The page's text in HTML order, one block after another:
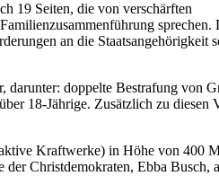
19 Seiten, die von verschärften
sprechen.
an die Staatsangehörigkeit
doppelte Bestrafung von
18-Jährige. Zusätzlich zu diesen
Kraftwerke) in Höhe von 400
Christdemokraten, Ebba Busch,